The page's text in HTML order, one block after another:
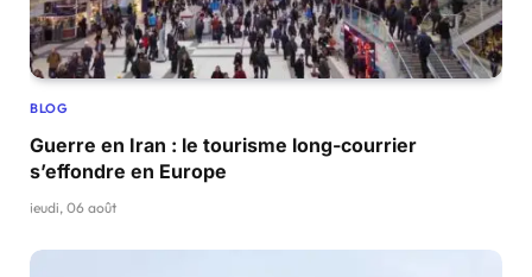
BLOG
Guerre en Iran : le tourisme long-courrier
s’effondre en Europe
jeudi, 06 août